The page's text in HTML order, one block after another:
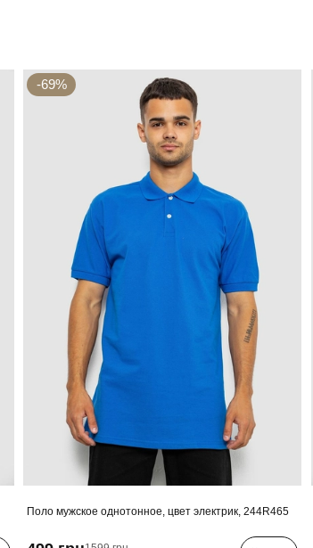
-69%
Поло мужское однотонное, цвет электрик, 244R465